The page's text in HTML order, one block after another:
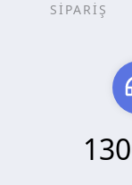
SİPARİŞ